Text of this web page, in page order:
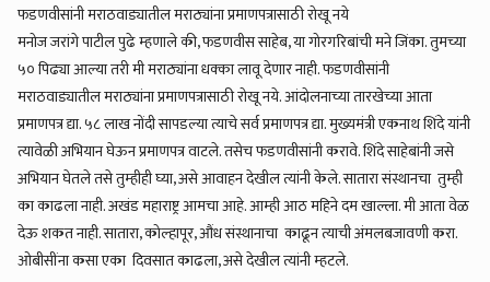
फडणवीसांनी मराठवाड्यातील मराठ्यांना प्रमाणपत्रासाठी रोखू नये
मनोज जरांगे पाटील पुढे म्हणाले की, फडणवीस साहेब, या गोरगरिबांची मने जिंका. तुमच्या
५० पिढ्या आल्या तरी मी मराठ्यांना धक्का लावू देणार नाही. फडणवीसांनी
मराठवाड्यातील मराठ्यांना प्रमाणपत्रासाठी रोखू नये. आंदोलनाच्या तारखेच्या आता
प्रमाणपत्र द्या. ५८ लाख नोंदी सापडल्या त्याचे सर्व प्रमाणपत्र द्या. मुख्यमंत्री एकनाथ शिंदे यांनी
त्यावेळी अभियान घेऊन प्रमाणपत्र वाटले. तसेच फडणवीसांनी करावे. शिंदे साहेबांनी जसे
अभियान घेतले तसे तुम्हीही घ्या, असे आवाहन देखील त्यांनी केले. सातारा संस्थानचा तुम्ही
का काढला नाही. अखंड महाराष्ट्र आमचा आहे. आम्ही आठ महिने दम खाल्ला. मी आता वेळ
देऊ शकत नाही. सातारा, कोल्हापूर, औंध संस्थानाचा काढून त्याची अंमलबजावणी करा.
ओबीसींना कसा एका दिवसात काढला, असे देखील त्यांनी म्हटले.